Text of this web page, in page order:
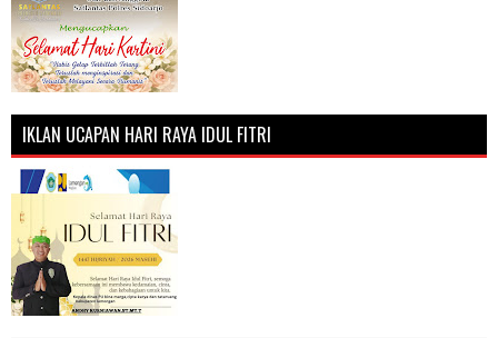
IKLAN UCAPAN HARI RAYA IDUL FITRI